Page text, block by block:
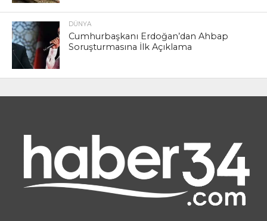
DÜNYA
Cumhurbaşkanı Erdoğan’dan Ahbap
Soruşturmasına İlk Açıklama